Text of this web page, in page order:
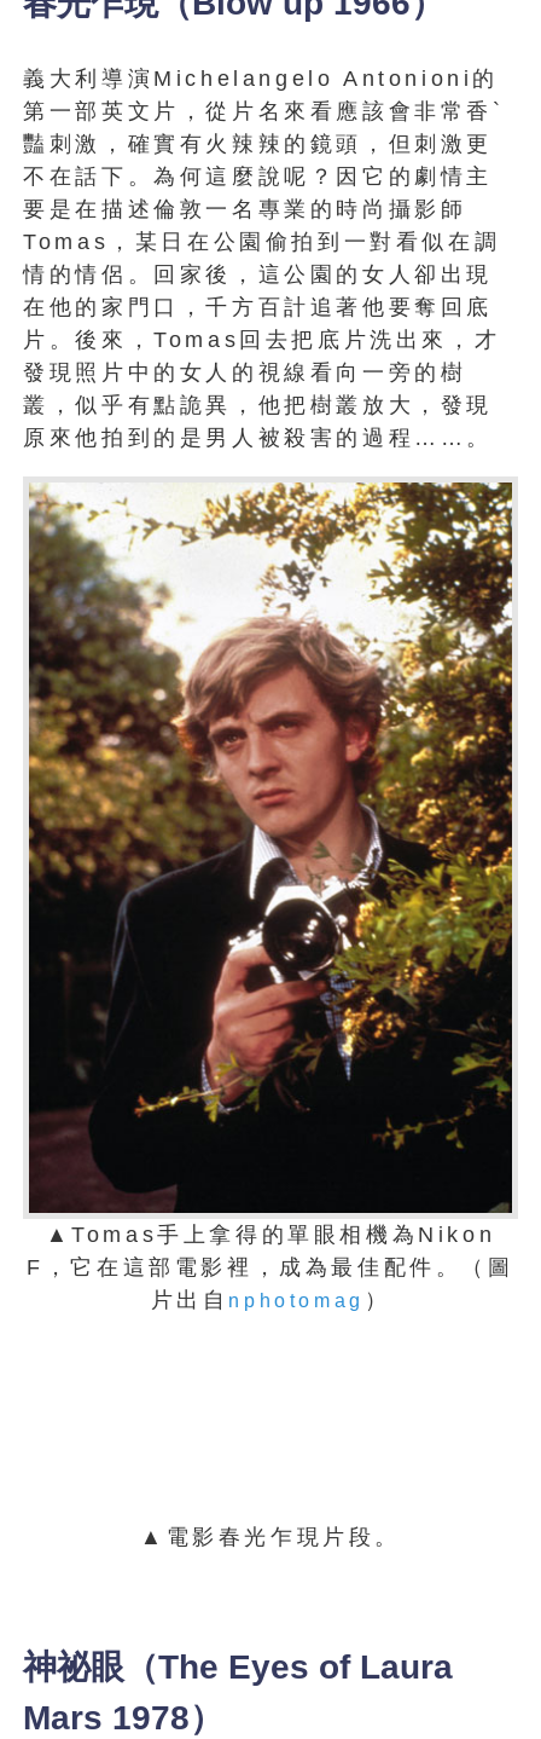
義大利導演Michelangelo Antonioni的
第一部英文片，從片名來看應該會非常香`
豔刺激，確實有火辣辣的鏡頭，但刺激更
不在話下。為何這麼說呢？因它的劇情主
要是在描述倫敦一名專業的時尚攝影師
Tomas，某日在公園偷拍到一對看似在調
情的情侶。回家後，這公園的女人卻出現
在他的家門口，千方百計追著他要奪回底
片。後來，Tomas回去把底片洗出來，才
發現照片中的女人的視線看向一旁的樹
叢，似乎有點詭異，他把樹叢放大，發現
原來他拍到的是男人被殺害的過程……。
▲Tomas手上拿得的單眼相機為Nikon
F，它在這部電影裡，成為最佳配件。（圖
片出自 nphotomag ）
▲電影春光乍現片段。
神祕眼（The Eyes of Laura
Mars 1978）